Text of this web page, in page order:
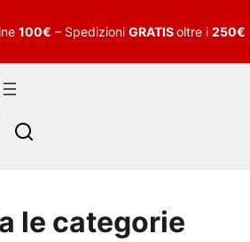
100€ – Spedizioni GRATISoltre i 250€
h
le categorie